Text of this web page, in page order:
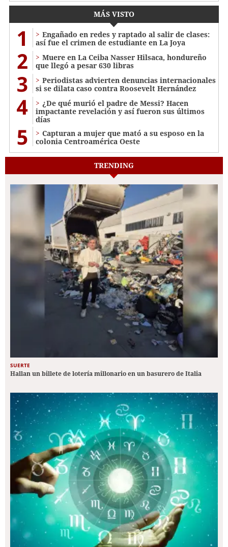
MÁS VISTO
1
Engañado en redes y raptado al salir de clases:
así fue el crimen de estudiante en La Joya
2
Muere en La Ceiba Nasser Hilsaca, hondureño
que llegó a pesar 630 libras
3
Periodistas advierten denuncias internacionales
si se dilata caso contra Roosevelt Hernández
4
¿De qué murió el padre de Messi? Hacen
impactante revelación y así fueron sus últimos
días
5
Capturan a mujer que mató a su esposo en la
colonia Centroamérica Oeste
TRENDING
SUERTE
Hallan un billete de lotería millonario en un basurero de Italia